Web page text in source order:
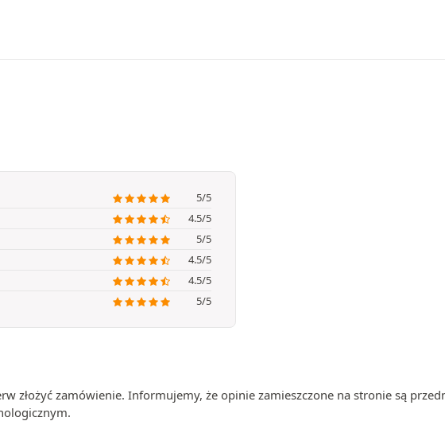
5/5
4.5/5
5/5
4.5/5
4.5/5
5/5
złożyć zamówienie. Informujemy, że opinie zamieszczone na stronie są